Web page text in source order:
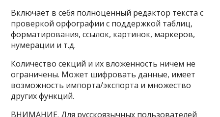
Включает в себя полноценный редактор текста с
проверкой орфографии с поддержкой таблиц,
форматирования, ссылок, картинок, маркеров,
нумерации и т.д.
Количество секций и их вложенность ничем не
ограничены. Может шифровать данные, имеет
возможность импорта/экспорта и множество
других функций.
ВНИМАНИЕ. Для русскоязычных пользователей